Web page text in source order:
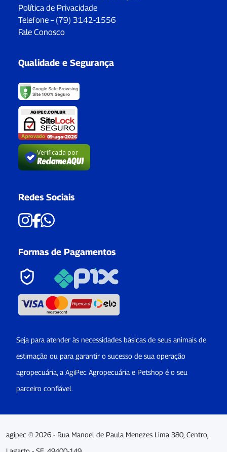
Política de Privacidade
Telefone – (79) 3142-1556
Fale Conosco
Qualidade e Segurança
Verificada por
Redes Sociais
Formas de Pagamentos
Seja para atender às necessidades básicas de seus animais de
estimação ou para garantir o sucesso de sua operação
agropecuária, a AgiPec Agropecuária e Petshop é o seu
parceiro confiável.
agipec © 2026 - Rua Manoel de Paula Menezes Lima 380, Centro,